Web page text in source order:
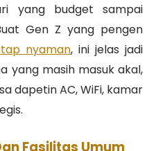
yang budget sampai
Gen Z yang pengen
nyaman, ini jelas jadi
yang masih masuk akal,
dapetin AC, WiFi, kamar
Fasilitas Umum